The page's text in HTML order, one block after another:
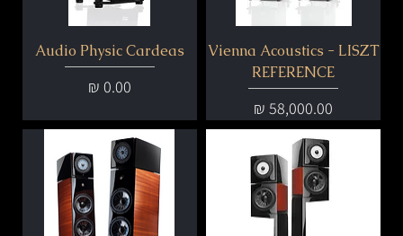
Vienna Acoustics - LISZT
REFERENCE
מחיר
Audio Physic Cardeas
מחיר